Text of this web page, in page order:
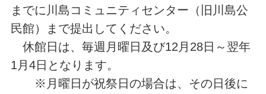
までに川島コミュニティセンター（旧川島公
民館）まで提出してください。
休館日は、毎週月曜日及び12月28日～翌年
1月4日となります。
※月曜日が祝祭日の場合は、その日後に